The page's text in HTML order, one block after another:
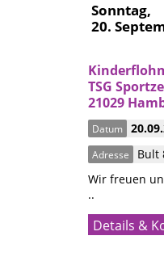
Sonntag,
20.
TSG
21029
Datum
Adresse Bult
Wir freuen
..
Details &